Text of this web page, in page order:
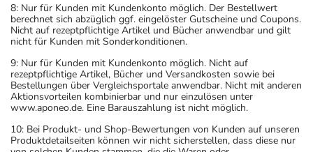
8: Nur für Kunden mit Kundenkonto möglich. Der Bestellwert
berechnet sich abzüglich ggf. eingelöster Gutscheine und Coupons.
Nicht auf rezeptpflichtige Artikel und Bücher anwendbar und gilt
nicht für Kunden mit Sonderkonditionen.
9: Nur für Kunden mit Kundenkonto möglich. Nicht auf
rezeptpflichtige Artikel, Bücher und Versandkosten sowie bei
Bestellungen über Vergleichsportale anwendbar. Nicht mit anderen
Aktionsvorteilen kombinierbar und nur einzulösen unter
www.aponeo.de. Eine Barauszahlung ist nicht möglich.
10: Bei Produkt- und Shop-Bewertungen von Kunden auf unseren
Produktdetailseiten können wir nicht sicherstellen, dass diese nur